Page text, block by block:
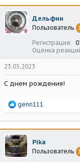
к
ц
и
и
Дельфин
Пользователь
Регистрация
Оценка
23.05.2023
С днем рождения!
Р
а
к
ц
и
и
genn111
Pika
Пользователь